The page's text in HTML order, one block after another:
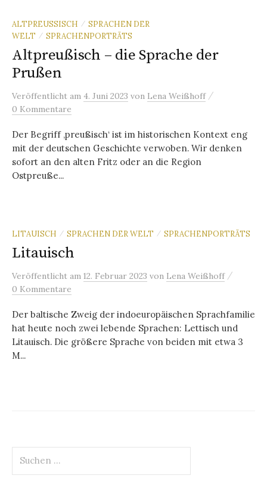
ALTPREUSSISCH / SPRACHEN DER
WELT
/ SPRACHENPORTRÄTS
Altpreußisch – die Sprache der
Prußen
Veröffentlicht am 4. Juni 2023 von Lena Weißhoff /
0 Kommentare
Der Begriff ‚preußisch‘ ist im historischen Kontext eng
mit der deutschen Geschichte verwoben. Wir denken
sofort an den alten Fritz oder an die Region
Ostpreuße...
LITAUISCH / SPRACHEN DER WELT / SPRACHENPORTRÄTS
Litauisch
Veröffentlicht am 12. Februar 2023 von Lena Weißhoff /
0 Kommentare
Der baltische Zweig der indoeuropäischen Sprachfamilie
hat heute noch zwei lebende Sprachen: Lettisch und
Litauisch. Die größere Sprache von beiden mit etwa 3
M...
nach: